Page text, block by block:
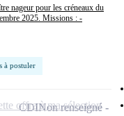
nageur pour les créneaux du
2025. Missions : -
à postuler
CDINon renseigné
offre à ma sélection